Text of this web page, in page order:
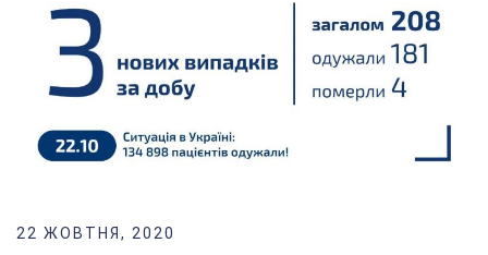
22 ЖОВТНЯ, 2020